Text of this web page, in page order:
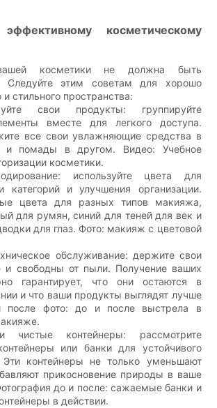
косметическому
косметики не должна быть
Следуйте этим советам для хорошо
и стильного пространства:
свои продукты: группируйте
вместе для легкого доступа.
все свои увлажняющие средства в
и помады в другом. Видео: Учебное
косметики.
используйте цвета для
категорий и улучшения организации.
цвета для разных типов макияжа,
для румян, синий для теней для век и
для глаз. Фото: макияж с цветовой
обслуживание: держите свои
и свободны от пыли. Получение ваших
гарантирует, что они остаются в
и что ваши продукты выглядят лучше
после фото: до и после выстрела в
чистые контейнеры: рассмотрите
или банки для устойчивого
Эти контейнеры не только уменьшают
прикосновение природы в ваше
до и после: сажаемые банки и
в действии.